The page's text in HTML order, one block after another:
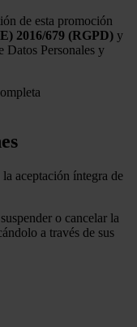
de esta promoción
2016/679 (RGPD) y
Datos Personales y
aceptación íntegra de
o cancelar la
a través de sus